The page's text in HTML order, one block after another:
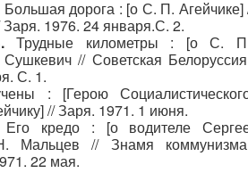
Большая дорога : [о С. П. Агейчике]
1976. 24 января.С. 2.
Трудные километры : [о С.
// Советская
С. 1.
: [Герою
// Заря. 1971. 1 июня.
кредо : [о водителе
Мальцев // Знамя
22 мая.